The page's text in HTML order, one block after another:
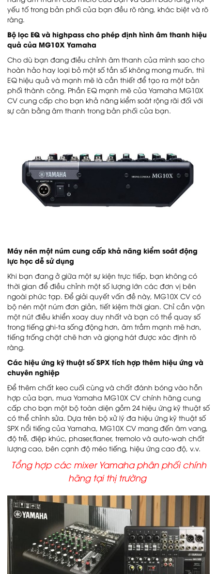
yếu tố trong bản phối của bạn đều rõ ràng, khác biệt và rõ
ràng.
Bộ lọc EQ và highpass cho phép định hình âm thanh hiệu
quả của MG10X Yamaha
Cho dù bạn đang điều chỉnh âm thanh của mình sao cho
hoàn hảo hay loại bỏ một số tần số không mong muốn, thì
EQ hiệu quả và mạnh mẽ là cần thiết để tạo ra một bản
phối thành công. Phần EQ mạnh mẽ của Yamaha MG10X
CV cung cấp cho bạn khả năng kiểm soát rộng rãi đối với
sự cân bằng âm thanh trong bản phối của bạn.
Máy nén một núm cung cấp khả năng kiểm soát động
lực học dễ sử dụng
Khi bạn đang ở giữa một sự kiện trực tiếp, bạn không có
thời gian để điều chỉnh một số lượng lớn các đơn vị bên
ngoài phức tạp. Để giải quyết vấn đề này, MG10X CV có
bộ nén một núm đơn giản, tiết kiệm thời gian. Chỉ cần vặn
một nút điều khiển xoay duy nhất và bạn có thể quay số
trong tiếng ghi-ta sống động hơn, âm trầm mạnh mẽ hơn,
tiếng trống chặt chẽ hơn và giọng hát được xác định rõ
ràng.
Các hiệu ứng kỹ thuật số SPX tích hợp thêm hiệu ứng và
chuyên nghiệp
Để thêm chất keo cuối cùng và chất đánh bóng vào hỗn
hợp của bạn, mua Yamaha MG10X CV chính hãng cung
cấp cho bạn một bộ toàn diện gồm 24 hiệu ứng kỹ thuật số
có thể chỉnh sửa. Dựa trên bộ xử lý đa hiệu ứng kỹ thuật số
SPX nổi tiếng của Yamaha, MG10X CV mang đến âm vang,
độ trễ, điệp khúc, phaser,flaner, tremolo và auto-wah chất
lượng cao, bên cạnh độ méo tiếng, hiệu ứng cao độ, v.v.
Tổng hợp các mixer Yamaha phân phối chính
hãng tại thị trường